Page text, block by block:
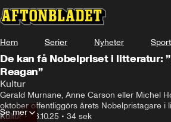
Hem Serier Nyheter Sport
De kan få Nobelpriset i litteratur:
Reagan”
Kultur
Gerald Murnane, Anne Carson eller Michel
oktober offentliggörs årets Nobelpristagare i
Kultur• 08.10.25 • 34 sek
Se mer